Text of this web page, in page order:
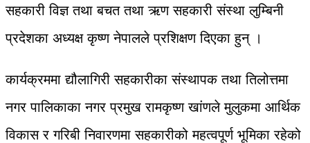
सहकारी विज्ञ तथा बचत तथा ऋण सहकारी संस्था लुम्बिनी
प्रदेशका अध्यक्ष कृष्ण नेपालले प्रशिक्षण दिएका हुन् ।
कार्यक्रममा द्यौलागिरी सहकारीका संस्थापक तथा तिलोत्तमा
नगर पालिकाका नगर प्रमुख रामकृष्ण खांणले मुलुकमा आर्थिक
विकास र गरिबी निवारणमा सहकारीको महत्वपूर्ण भूमिका रहेको